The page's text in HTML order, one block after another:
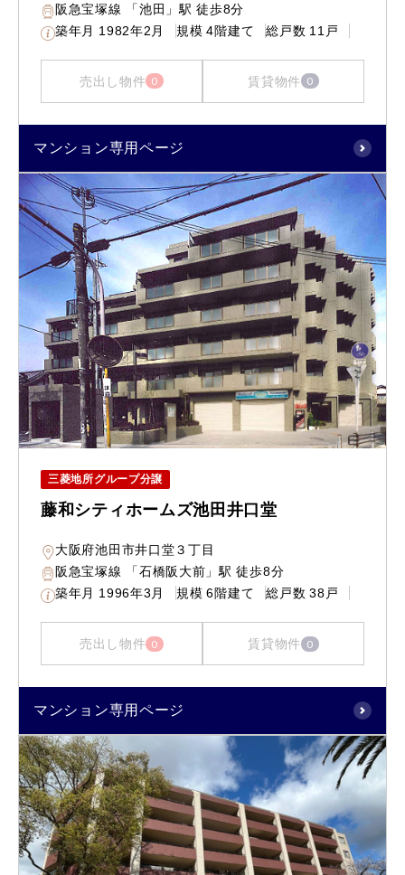
阪急宝塚線 「池田」駅 徒歩8分
築年月 1982年2月 規模 4階建て 総戸数 11戸
売出し物件 0 賃貸物件 0
マンション専用ページ
三菱地所グループ分譲
藤和シティホームズ池田井口堂
大阪府池田市井口堂３丁目
阪急宝塚線 「石橋阪大前」駅 徒歩8分
築年月 1996年3月 規模 6階建て 総戸数 38戸
売出し物件 0 賃貸物件 0
マンション専用ページ